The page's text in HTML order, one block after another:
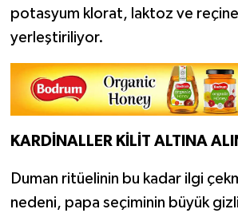
potasyum klorat, laktoz ve
yerleştiriliyor.
KARDİNALLER KİLİT ALTINA
Duman ritüelinin bu kadar ilgi
nedeni, papa seçiminin büyük